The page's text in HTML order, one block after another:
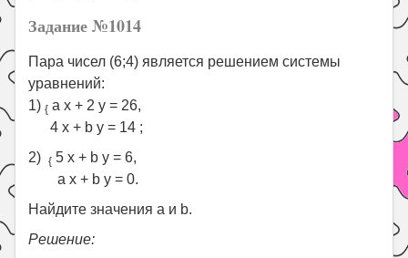
Задание №1014
Пара чисел (6;4) является решением системы
уравнений:
1) { a x + 2 y = 26,
4 x + b y = 14 ;
2)
{ 5 x + b y = 6,
a x + b y = 0.
Найдите значения a и b.
Решение: